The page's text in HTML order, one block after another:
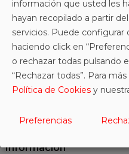
Braga para niña Santoro.
presentado en una original
Información
información que usted les
hayan recopilado a partir
servicios. Puede configurar
haciendo click en
o rechazar todas pulsando
“Rechazar todas”. Para
Política de Cookies y
Preferencias